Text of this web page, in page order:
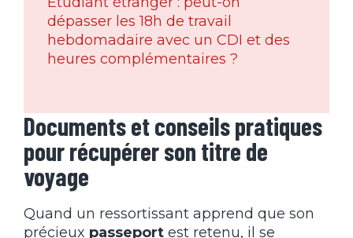
dépasser les 18h de travail
hebdomadaire avec un CDI et des
heures complémentaires ?
Documents et conseils pratiques
pour récupérer son titre de
voyage
Quand un ressortissant apprend que son
précieux passeport est retenu, il se